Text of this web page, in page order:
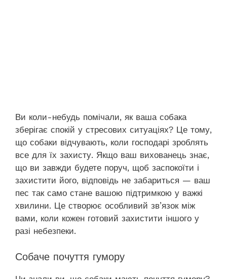
Ви коли-небудь помічали, як ваша собака
зберігає спокій у стресових ситуаціях? Це тому,
що собаки відчувають, коли господарі зроблять
все для їх захисту. Якщо ваш вихованець знає,
що ви завжди будете поруч, щоб заспокоїти і
захистити його, відповідь не забариться — ваш
пес так само стане вашою підтримкою у важкі
хвилини. Це створює особливий зв’язок між
вами, коли кожен готовий захистити іншого у
разі небезпеки.
Собаче почуття гумору